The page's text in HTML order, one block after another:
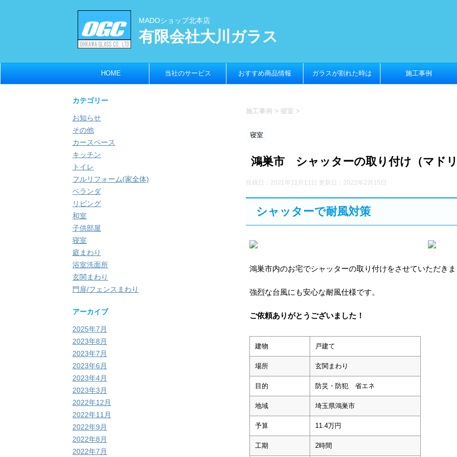
MADOショップ北本店
有限会社大川ガラス
HOME 当社のサービス おすすめ商品情報 ガラスが割れた時は 施工事例
施工事例 > 寝室 >
寝室
鴻巣市 シャッターの取り付け（マド
投稿日：2021年11月11日 更新日： 2022年2月15日
シャッターで耐風対策
鴻巣市内のお宅でシャッターの取り付けをさせていただき
強烈な台風にも安心な耐風仕様です。
ご依頼ありがとうございました！
建物 戸建て
場所 玄関まわり
目的 防災・防犯 省エネ
地域 埼玉県鴻巣市
予算 11.4万円
工期 2時間
カテゴリー
お知らせ
その他
カースペース
キッチン
トイレ
フルリフォーム(家全体)
ベランダ
リビング
和室
子供部屋
寝室
庭まわり
浴室洗面所
玄関まわり
門扉/フェンスまわり
アーカイブ
2025年7月
2023年8月
2023年7月
2023年6月
2023年4月
2023年3月
2022年12月
2022年11月
2022年9月
2022年8月
2022年7月